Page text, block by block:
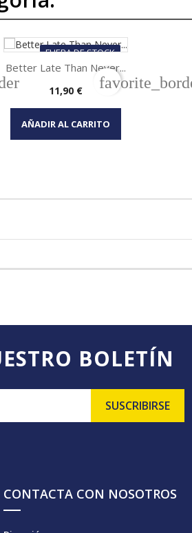
FUERA DE STOCK
Vista rápida
Better Late Than Never...
Precio
11,90 €
AÑADIR AL CARRITO
BOLETÍN
CONTACTA CON NOSOTROS